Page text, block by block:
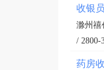
收银员
滁州禧
/ 2800-
药房